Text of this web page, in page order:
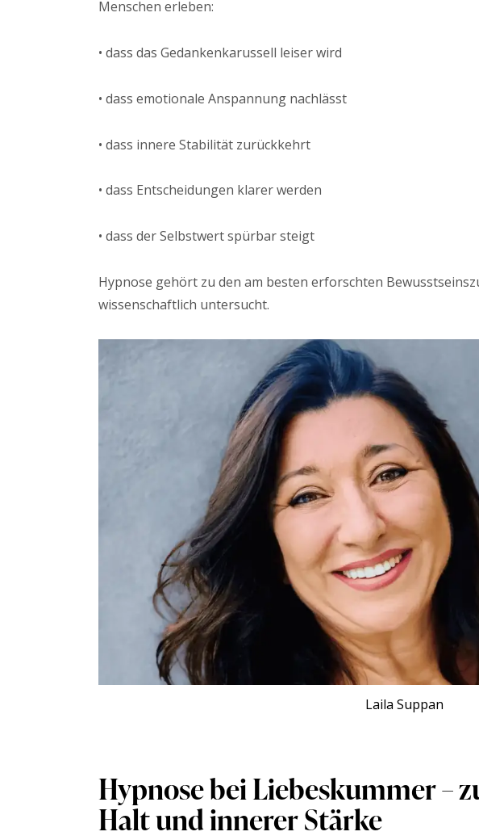
Menschen erleben:
• dass das Gedankenkarussell leiser wird
• dass emotionale Anspannung nachlässt
• dass innere Stabilität zurückkehrt
• dass Entscheidungen klarer werden
• dass der Selbstwert spürbar steigt
Hypnose gehört zu den am besten erforschten
wissenschaftlich untersucht.
Laila Suppan
Hypnose bei Liebeskummer –
Halt und innerer Stärke